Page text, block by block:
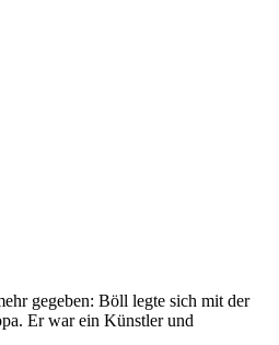
gegeben: Böll legte sich mit der
Er war ein Künstler und